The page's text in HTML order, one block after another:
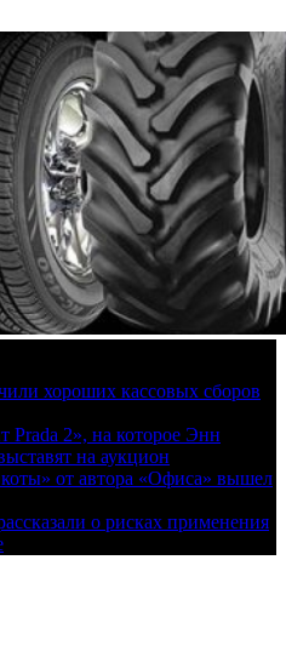
хороших кассовых сборов
Prada 2», на которое Энн
на аукцион
от автора «Офиса» вышел
о рисках применения